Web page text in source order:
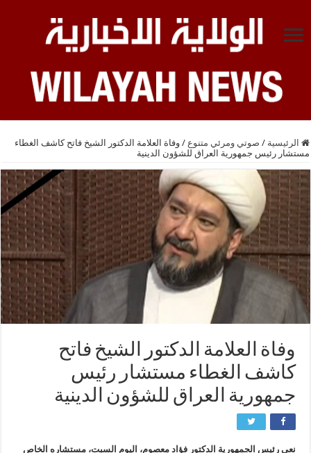
الرئيسية / صوتي ومرئي متنوع / وفاة العلامة الدكتور الشيخ فاتح كاشف الغطاء
مستشار رئيس جمهورية العراق للشؤون الدينية
وفاة العلامة الدكتور الشيخ فاتح
كاشف الغطاء مستشار رئيس
جمهورية العراق للشؤون الدينية
نعى رئيس الجمهورية الدكتور فؤاد معصوم، اليوم السبت، مستشاره الخاص